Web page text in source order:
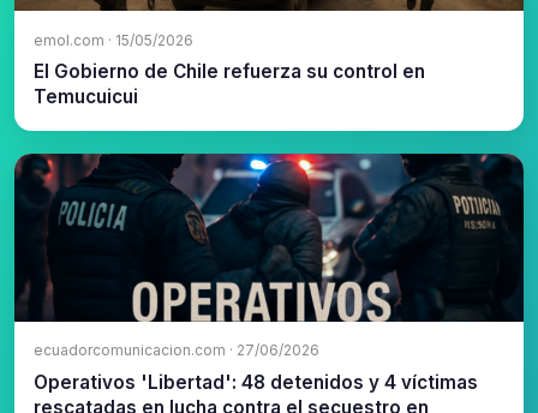
emol.com · 15/05/2026
El Gobierno de Chile refuerza su control en
Temucuicui
ecuadorcomunicacion.com · 27/06/2026
Operativos 'Libertad': 48 detenidos y 4 víctimas
rescatadas en lucha contra el secuestro en